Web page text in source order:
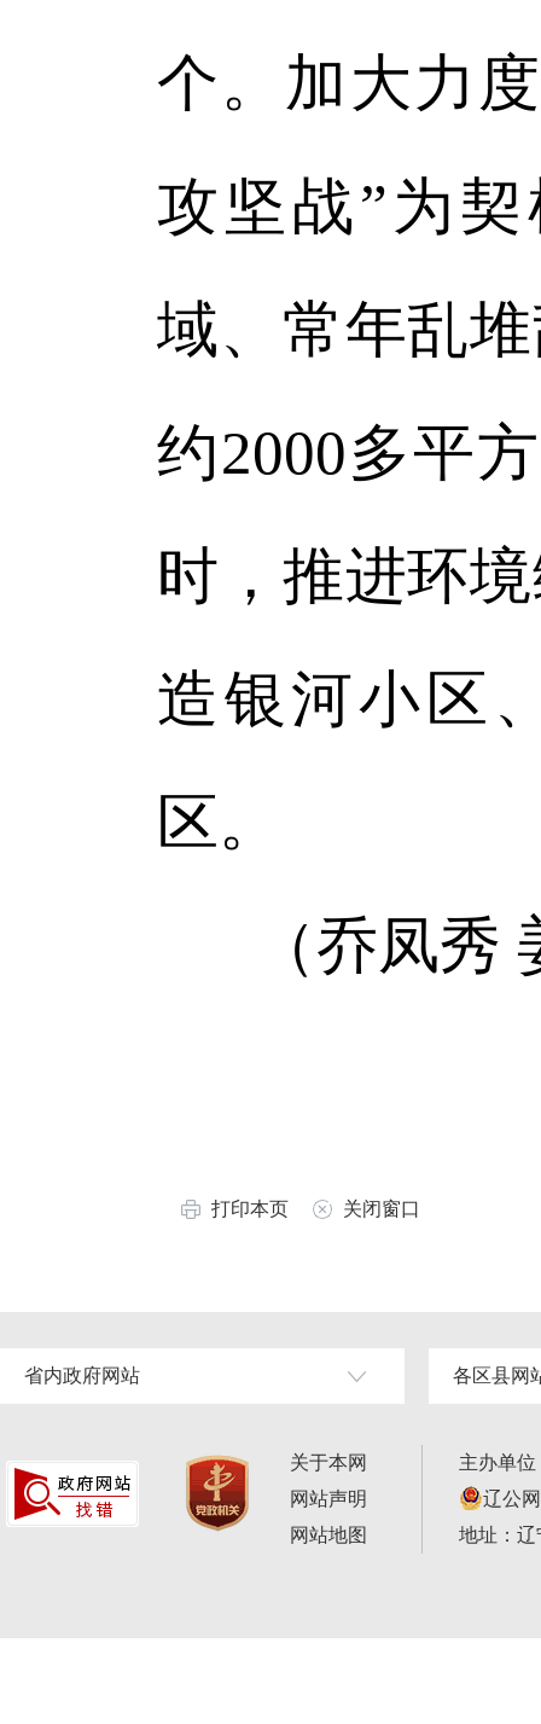
个。加大力
攻坚战”为
域、常年乱
约2000多平
时，推进环
造银河小区
区。
（乔凤秀
打印本页 关闭窗口
省内政府网站 各区县网
关于本网
网站声明
网站地图
主办单
辽公
地址：辽